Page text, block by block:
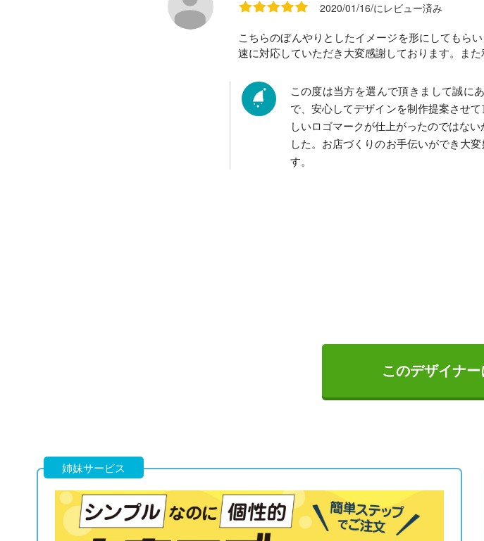
2020/01/16/にレビュー済み
こちらのぼんやりとしたイメージを形にしてもら
速に対応していただき大変感謝しております。ま
この度は当方を選んで頂きまして誠に
で、安心してデザインを制作提案させ
しいロゴマークが仕上がったのではな
した。お店づくりのお手伝いができ大
す。
このデザイナ
姉妹サービス